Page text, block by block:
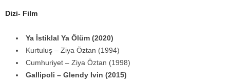
Dizi- Film
Ya İstiklal Ya Ölüm (2020)
Kurtuluş – Ziya Öztan (1994)
Cumhuriyet – Ziya Öztan (1998)
Gallipoli – Glendy Ivin (2015)